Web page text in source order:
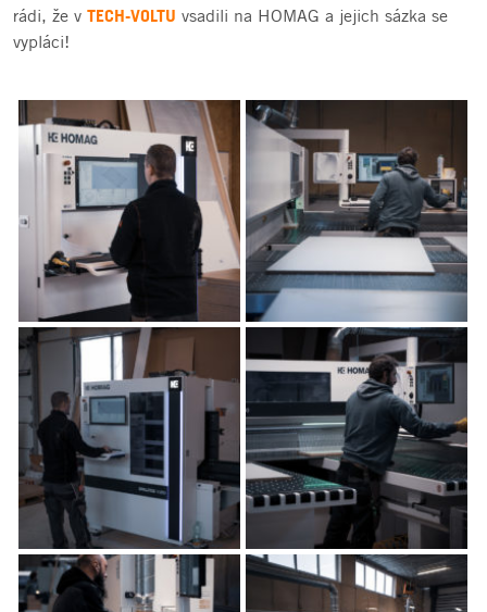
rádi, že v TECH-VOLTU vsadili na HOMAG a jejich sázka se
vypláci!